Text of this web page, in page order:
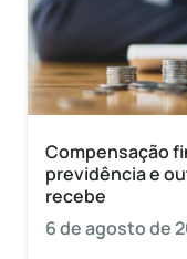
Compensação
previdência e
recebe
6 de agosto de